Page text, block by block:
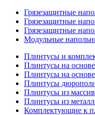
Грязезащитные
Грязезащитные
Грязезащитные
Модульные
Плинтусы и
Плинтусы на
Плинтусы на
Плинтусы
Плинтусы из
Плинтусы из
Комплектующие к